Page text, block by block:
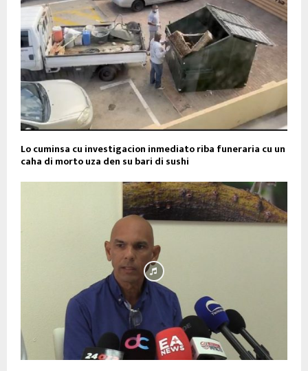
Lo cuminsa cu investigacion inmediato riba funeraria cu un
caha di morto uza den su bari di sushi